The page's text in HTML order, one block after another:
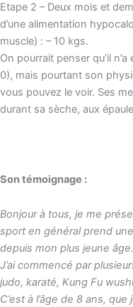
Etape 2 – Deux mois et
d’une alimentation
muscle) : – 10 kgs.
On pourrait penser qu’il
0), mais pourtant son
vous pouvez le voir. Ses
durant sa sèche, aux
Son témoignage :
Bonjour à tous, je me
sport en général prend
depuis mon plus jeune âge.
J’ai commencé par
judo, karaté, Kung Fu
C’est à l’âge de 8 ans,